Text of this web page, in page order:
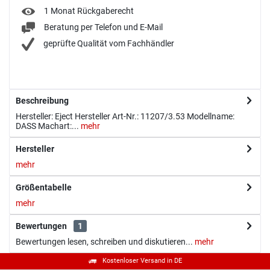
1 Monat Rückgaberecht
Beratung per Telefon und E-Mail
geprüfte Qualität vom Fachhändler
Beschreibung
Hersteller: Eject Hersteller Art-Nr.: 11207/3.53 Modellname:
DASS Machart:... mehr
Hersteller
mehr
Größentabelle
mehr
Bewertungen
1
Bewertungen lesen, schreiben und diskutieren... mehr
Kostenloser Versand in DE